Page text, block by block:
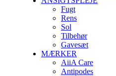
Fugt
Rens
Sol
Tilbehør
Gavesæt
MÆRKER
AiiA Care
Antipodes